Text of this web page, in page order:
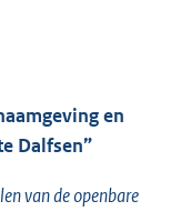
en
Dalfsen”
van de openbare